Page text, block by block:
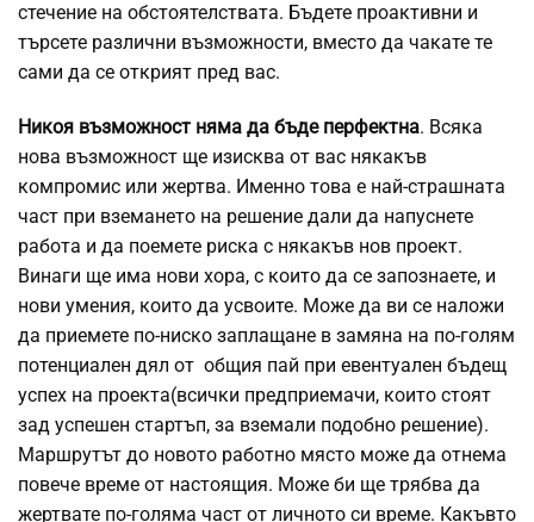
стечение на обстоятелствата. Бъдете проактивни и
търсете различни възможности, вместо да чакате те
сами да се открият пред вас.
Никоя възможност няма да бъде перфектна. Всяка
нова възможност ще изисква от вас някакъв
компромис или жертва. Именно това е най-страшната
част при вземането на решение дали да напуснете
работа и да поемете риска с някакъв нов проект.
Винаги ще има нови хора, с които да се запознаете, и
нови умения, които да усвоите. Може да ви се наложи
да приемете по-ниско заплащане в замяна на по-голям
потенциален дял от общия пай при евентуален бъдещ
успех на проекта(всички предприемачи, които стоят
зад успешен стартъп, за вземали подобно решение).
Маршрутът до новото работно място може да отнема
повече време от настоящия. Може би ще трябва да
жертвате по-голяма част от личното си време. Какъвто